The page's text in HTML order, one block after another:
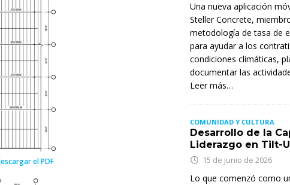
el PDF
Una nueva aplicación
Steller Concrete,
metodología de tasa de
para ayudar a los
condiciones climáticas,
documentar las
Leer más…
COMUNIDAD Y CULTURA
Desarrollo de la
Liderazgo en Tilt-
15 de junio de 2026
Lo que comenzó como